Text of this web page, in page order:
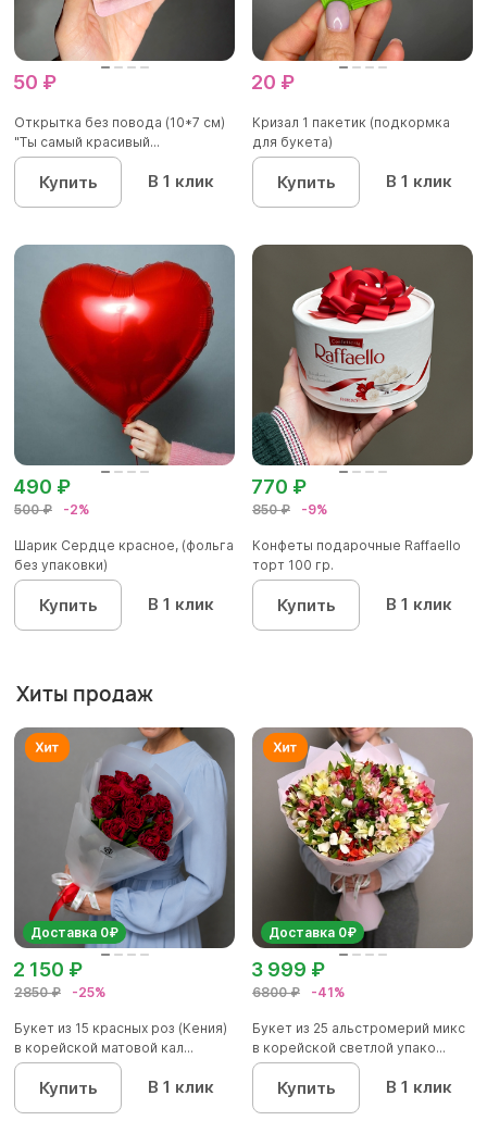
50 ₽
Открытка без повода (10*7 см)
"Ты самый красивый...
Купить В 1 клик
20 ₽
Кризал 1 пакетик (подкормка
для букета)
Купить В 1 клик
500 ₽ -2%
490 ₽
Шарик Сердце красное, (фольга
без упаковки)
Купить В 1 клик
850 ₽ -9%
770 ₽
Конфеты подарочные Raffaello
торт 100 гр.
Купить В 1 клик
Хиты продаж
Доставка 0₽
2850 ₽ -25%
2 150 ₽
Букет из 15 красных роз (Кения)
в корейской матовой кал...
Купить В 1 клик
Доставка 0₽
6800 ₽ -41%
3 999 ₽
Букет из 25 альстромерий микс
в корейской светлой упако...
Купить В 1 клик